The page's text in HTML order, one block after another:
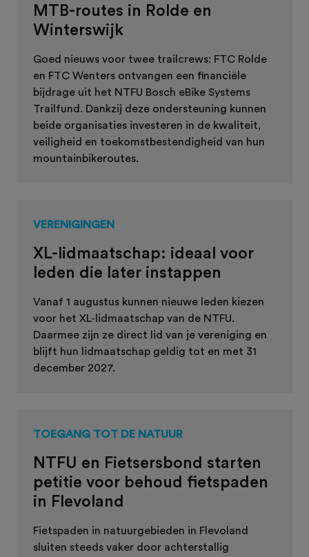
MTB-routes in Rolde en
Winterswijk
Goed nieuws voor twee trailcrews: FTC Rolde
en FTC Wenters ontvangen een financiële
bijdrage uit het NTFU Bosch eBike Systems
Trailfund. Dankzij deze ondersteuning kunnen
beide organisaties investeren in de kwaliteit,
veiligheid en toekomstbestendigheid van hun
mountainbikeroutes.
VERENIGINGEN
XL-lidmaatschap: ideaal voor
leden die later instappen
Vanaf 1 augustus kunnen nieuwe leden kiezen
voor het XL-lidmaatschap van de NTFU.
Daarmee zijn ze direct lid van je vereniging en
blijft hun lidmaatschap geldig tot en met 31
december 2027.
TOEGANG TOT DE NATUUR
NTFU en Fietsersbond starten
petitie voor behoud fietspaden
in Flevoland
Fietspaden in natuurgebieden in Flevoland
sluiten steeds vaker door achterstallig